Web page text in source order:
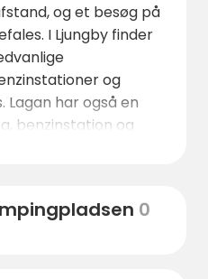
og et besøg på
I Ljungby finder
og
Lagan har også en
benzinstation og
for
af lokalt
du kan nyde.
0